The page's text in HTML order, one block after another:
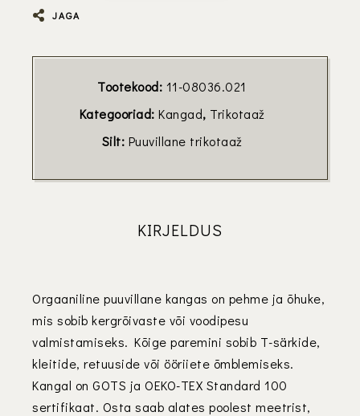
JAGA
Tootekood: 11-08036.021
Kategooriad: Kangad, Trikotaaž
Silt: Puuvillane trikotaaž
KIRJELDUS
Orgaaniline puuvillane kangas on pehme ja õhuke,
mis sobib kergrõivaste või voodipesu
valmistamiseks. Kõige paremini sobib T-särkide,
kleitide, retuuside või ööriiete õmblemiseks.
Kangal on GOTS ja OEKO-TEX Standard 100
sertifikaat. Osta saab alates poolest meetrist,